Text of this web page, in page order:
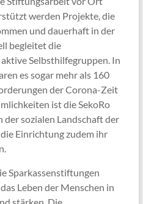
werden Projekte, die
und dauerhaft in der
begleitet die
Selbsthilfegruppen. In
es sogar mehr als 160
der Corona-Zeit
ist die SekoRo
sozialen Landschaft der
Einrichtung zudem ihr
Sparkassenstiftungen
Leben der Menschen in